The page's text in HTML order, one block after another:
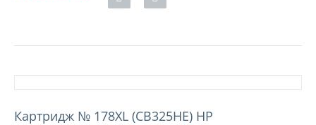
Картридж № 178XL (CB325HE) HP